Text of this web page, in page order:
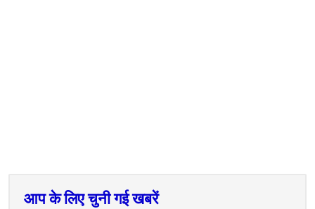
आप के लिए चुनी गई खबरें